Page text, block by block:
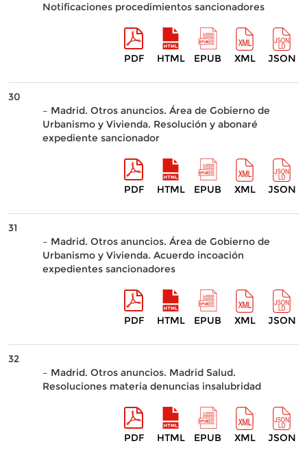
Notificaciones procedimientos sancionadores
PDF HTML EPUB XML JSON
30
– Madrid. Otros anuncios. Área de Gobierno de
Urbanismo y Vivienda. Resolución y abonaré
expediente sancionador
PDF HTML EPUB XML JSON
31
– Madrid. Otros anuncios. Área de Gobierno de
Urbanismo y Vivienda. Acuerdo incoación
expedientes sancionadores
PDF HTML EPUB XML JSON
32
– Madrid. Otros anuncios. Madrid Salud.
Resoluciones materia denuncias insalubridad
PDF HTML EPUB XML JSON